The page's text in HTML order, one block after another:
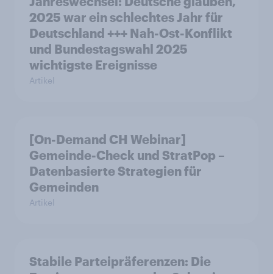
2025 war ein schlechtes Jahr für
Deutschland +++ Nah-Ost-Konflikt
und Bundestagswahl 2025
wichtigste Ereignisse
Artikel
[On-Demand CH Webinar]
Gemeinde-Check und StratPop –
Datenbasierte Strategien für
Gemeinden
Artikel
Stabile Parteipräferenzen: Die